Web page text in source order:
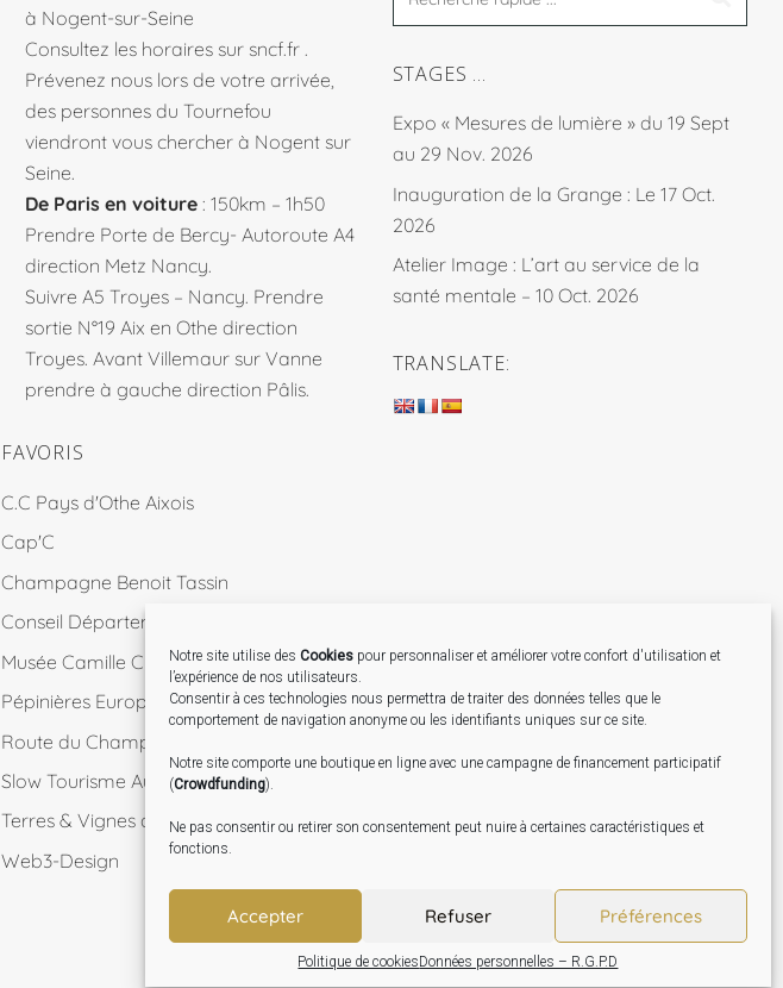
Notre site utilise des Cookies pour personnaliser et améliorer votre confort d'utilisation et
l’expérience de nos utilisateurs.
Consentir à ces technologies nous permettra de traiter des données telles que le
comportement de navigation anonyme ou les identifiants uniques sur ce site.
Notre site comporte une boutique en ligne avec une campagne de financement participatif
(Crowdfunding).
Ne pas consentir ou retirer son consentement peut nuire à certaines caractéristiques et
fonctions.
Accepter Refuser Préférences
Politique de cookiesDonnées personnelles – R.G.P.D
à Nogent-sur-Seine
Consultez les horaires sur sncf.fr .
Prévenez nous lors de votre arrivée,
des personnes du Tournefou
viendront vous chercher à Nogent sur
Seine.
De Paris en voiture : 150km – 1h50
Prendre Porte de Bercy- Autoroute A4
direction Metz Nancy.
Suivre A5 Troyes – Nancy. Prendre
sortie N°19 Aix en Othe direction
Troyes. Avant Villemaur sur Vanne
prendre à gauche direction Pâlis.
FAVORIS
C.C Pays d'Othe Aixois
Cap'C
Champagne Benoit Tassin
Conseil Départemental 10
Musée Camille Claudel
Pépinières Européennes de Création
Route du Champagne
Slow Tourisme Aube
Terres & Vignes de l'Aube
Web3-Design
STAGES …
Expo « Mesures de lumière » du 19 Sept
au 29 Nov. 2026
Inauguration de la Grange : Le 17 Oct.
2026
Atelier Image : L’art au service de la
santé mentale – 10 Oct. 2026
TRANSLATE: